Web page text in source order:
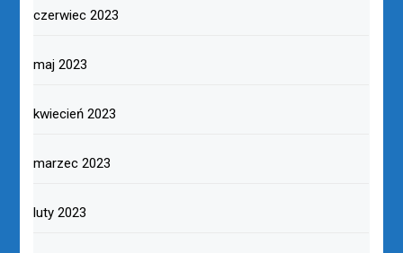
czerwiec 2023
maj 2023
kwiecień 2023
marzec 2023
luty 2023